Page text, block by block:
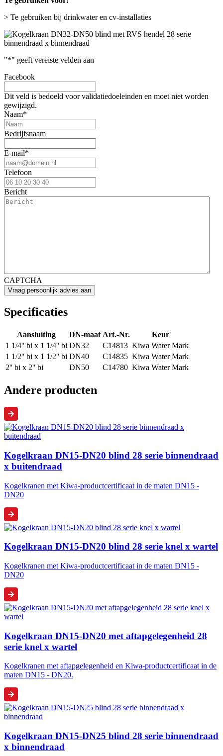
> Te gebruiken bij drinkwater en cv-installaties
"*" geeft vereiste velden aan
Facebook
Dit veld is bedoeld voor validatiedoeleinden en moet niet worden
gewijzigd.
Naam*
Bedrijfsnaam
E-mail*
Telefoon
Bericht
CAPTCHA
Specificaties
Aansluiting DN-maat Art.-Nr.
Keur
1 1/4'' bi x 1 1/4'' bi DN32 C14813 Kiwa Water Mark
1 1/2'' bi x 1 1/2'' bi DN40 C14835 Kiwa Water Mark
2'' bi x 2'' bi
DN50 C14780 Kiwa Water Mark
Andere producten
Kogelkraan DN15-DN20 blind 28 serie binnendraad
x buitendraad
Kogelkranen met Kiwa-productcertificaat in de maten DN15 -
DN20
Kogelkraan DN15-DN20 blind 28 serie knel x wartel
Kogelkranen met Kiwa-productcertificaat in de maten DN15 -
DN20
Kogelkraan DN15-DN20 met aftapgelegenheid 28
serie knel x wartel
Kogelkranen met aftapgelegenheid en Kiwa-productcertificaat in de
maten DN15 - DN20.
Kogelkraan DN15-DN25 blind 28 serie binnendraad
x binnendraad